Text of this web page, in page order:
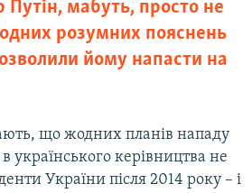
мабуть, просто не
розумних пояснень
йому напасти на
що жодних планів нападу
українського керівництва не
України після 2014 року – і